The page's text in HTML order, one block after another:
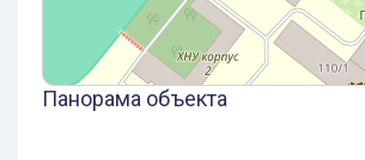
Панорама объекта